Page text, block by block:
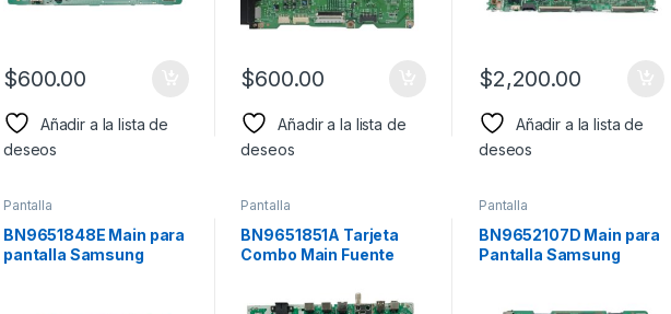
$600.00
Añadir a la lista de
deseos
$600.00
Añadir a la lista de
deseos
$2,200.00
Añadir a la lista de
deseos
Pantalla
BN9651848E Main para
pantalla Samsung
Pantalla
BN9651851A Tarjeta
Combo Main Fuente
Modelo: UN55TU7000
Pantalla
BN9652107D Main para
Pantalla Samsung